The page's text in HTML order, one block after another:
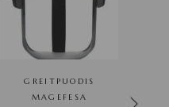
GREITPUODIS
MAGEFESA